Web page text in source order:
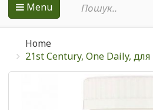
Menu
Home
21st Century, One Daily,